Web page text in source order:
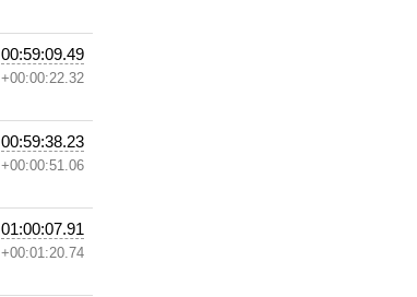
00:59:09.49
+00:00:22.32
00:59:38.23
+00:00:51.06
01:00:07.91
+00:01:20.74